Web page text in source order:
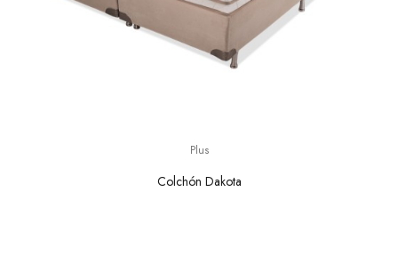
Plus
Colchón Dakota